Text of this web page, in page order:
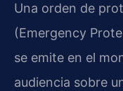
Una orden de
(Emergency
se emite en el
audiencia sobre